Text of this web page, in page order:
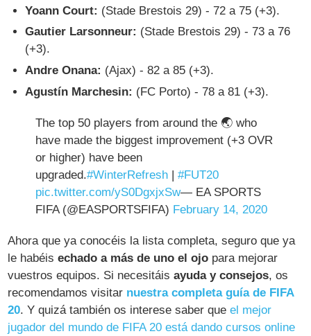
Yoann Court: (Stade Brestois 29) - 72 a 75 (+3).
Gautier Larsonneur: (Stade Brestois 29) - 73 a 76
(+3).
Andre Onana: (Ajax) - 82 a 85 (+3).
Agustín Marchesin: (FC Porto) - 78 a 81 (+3).
The top 50 players from around the 🌏 who
have made the biggest improvement (+3 OVR
or higher) have been
upgraded.#WinterRefresh |#FUT20
pic.twitter.com/yS0DgxjxSw— EA SPORTS
FIFA (@EASPORTSFIFA) February 14, 2020
Ahora que ya conocéis la lista completa, seguro que ya
le habéisechado a más de uno el ojo para mejorar
vuestros equipos. Si necesitáisayuda y consejos, os
recomendamos visitar nuestra completa guía de FIFA
20. Y quizá también os interese saber queel mejor
jugador del mundo de FIFA 20 está dando cursos online